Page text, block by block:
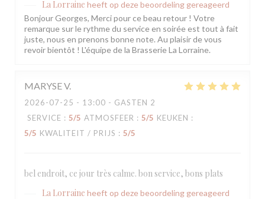
La Lorraine heeft op deze beoordeling gereageerd
Bonjour Georges, Merci pour ce beau retour ! Votre
remarque sur le rythme du service en soirée est tout à fait
juste, nous en prenons bonne note. Au plaisir de vous
revoir bientôt ! L'équipe de la Brasserie La Lorraine.
MARYSEV
2026-07-25 - 13:00 - GASTEN 2
SERVICE : 5/5 ATMOSFEER : 5/5 KEUKEN :
5/5 KWALITEIT / PRIJS : 5/5
bel endroit, ce jour très calme. bon service, bons plats
La Lorraine heeft op deze beoordeling gereageerd